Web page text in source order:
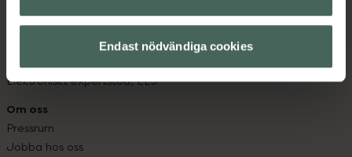
Endast nödvändiga cookies
Lämna in gammal medicin
Resa med läkemedel
Elektroniskt expertstöd, EES
Om oss
Pressrum
Jobba hos oss